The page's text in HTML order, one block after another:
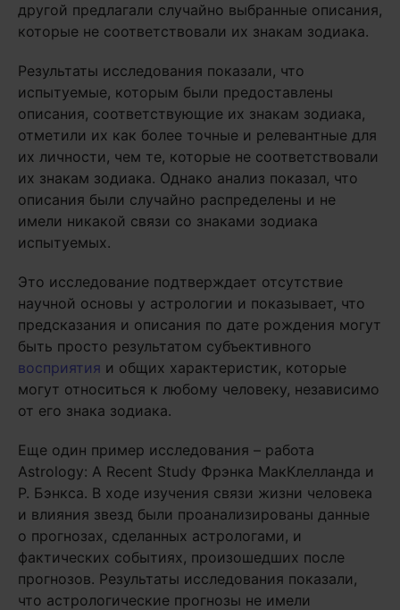
другой предлагали случайно выбранные описания,
которые не соответствовали их знакам зодиака.
Результаты исследования показали, что
испытуемые, которым были предоставлены
описания, соответствующие их знакам зодиака,
отметили их как более точные и релевантные для
их личности, чем те, которые не соответствовали
их знакам зодиака. Однако анализ показал, что
описания были случайно распределены и не
имели никакой связи со знаками зодиака
испытуемых.
Это исследование подтверждает отсутствие
научной основы у астрологии и показывает, что
предсказания и описания по дате рождения могут
быть просто результатом субъективного
восприятия и общих характеристик, которые
могут относиться к любому человеку, независимо
от его знака зодиака.
Еще один пример исследования – работа
Astrology: A Recent Study Фрэнка МакКлелланда и
Р. Бэнкса. В ходе изучения связи жизни человека
и влияния звезд были проанализированы данные
о прогнозах, сделанных астрологами, и
фактических событиях, произошедших после
прогнозов. Результаты исследования показали,
что астрологические прогнозы не имели